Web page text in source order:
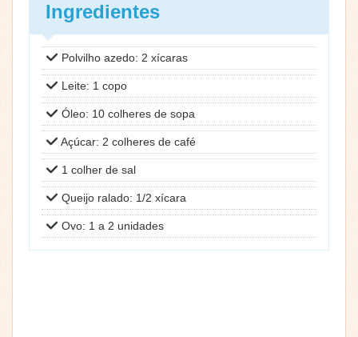
Ingredientes
Polvilho azedo: 2 xícaras
Leite: 1 copo
Óleo: 10 colheres de sopa
Açúcar: 2 colheres de café
1 colher de sal
Queijo ralado: 1/2 xícara
Ovo: 1 a 2 unidades